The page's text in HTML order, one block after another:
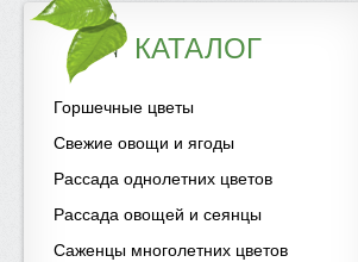
КАТАЛОГ
Горшечные цветы
Свежие овощи и ягоды
Рассада однолетних цветов
Рассада овощей и сеянцы
Саженцы многолетних цветов